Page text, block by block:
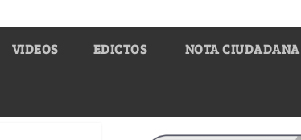
VIDEOS EDICTOS NOTA CIUDADANA